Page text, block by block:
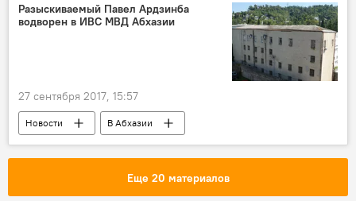
Разыскиваемый Павел Ардзинба
водворен в ИВС МВД Абхазии
27 сентября 2017, 15:57
Новости В Абхазии
Еще 20 материалов